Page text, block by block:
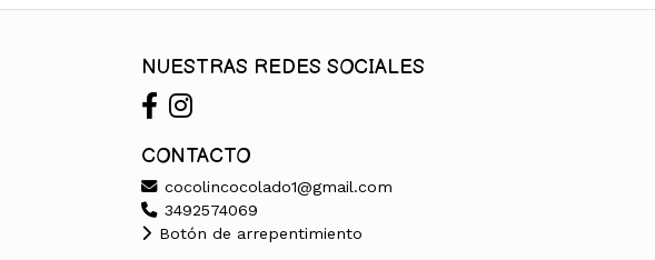
NUESTRAS REDES SOCIALES
CONTACTO
cocolincocolado1@gmail.com
3492574069
Botón de arrepentimiento